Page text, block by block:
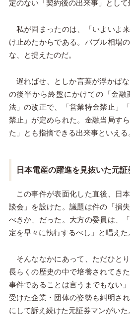
定のない「契約後の出来事」として
私が固まったのは、「いよいよ
け止めたからである。バブル相場
な、と捉えたのだ。
遅ればせ、としか言葉が浮かばな
の後半から終盤にかけての「金融
法」の改正で、「営業特金禁止」
禁止」が定められた。金融当局す
た」とも指摘できる出来事といえる
日本電産の躍進を見抜いた元証
この事件が表面化した直後、日
談会」を設けた。議題は件の「損
べきか、だった。大方の委員は、
定を早々に執行するべし」と唱えた
そんななかにあって、ただひと
長らくの歴史の中で培養されてき
事件であることは言うまでもない
受けた企業・団体の姿勢も糾明さ
にして訴え続けた元証券マンがいた